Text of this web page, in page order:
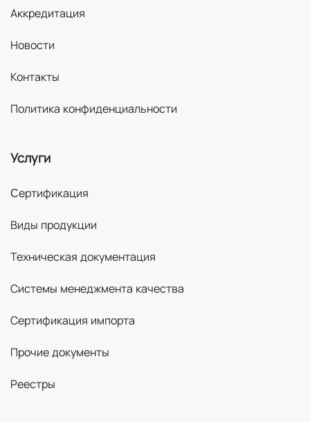
Аккредитация
Новости
Контакты
Политика конфиденциальности
Услуги
Cертификация
Виды продукции
Техническая документация
Системы менеджмента качества
Сертификация импорта
Прочие документы
Реестры